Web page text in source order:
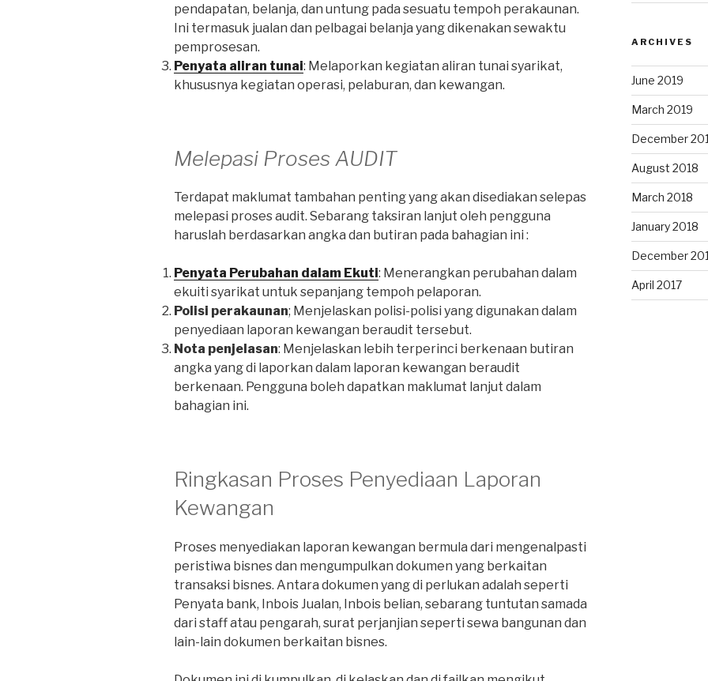
pendapatan, belanja, dan untung pada sesuatu tempoh perakaunan.
Ini termasuk jualan dan pelbagai belanja yang dikenakan sewaktu
pemprosesan.
Penyata aliran tunai: Melaporkan kegiatan aliran tunai syarikat,
khususnya kegiatan operasi, pelaburan, dan kewangan.
Melepasi Proses AUDIT
Terdapat maklumat tambahan penting yang akan disediakan selepas
melepasi proses audit. Sebarang taksiran lanjut oleh pengguna
haruslah berdasarkan angka dan butiran pada bahagian ini :
Penyata Perubahan dalam Ekuti: Menerangkan perubahan dalam
ekuiti syarikat untuk sepanjang tempoh pelaporan.
Polisi perakaunan; Menjelaskan polisi-polisi yang digunakan dalam
penyediaan laporan kewangan beraudit tersebut.
Nota penjelasan: Menjelaskan lebih terperinci berkenaan butiran
angka yang di laporkan dalam laporan kewangan beraudit
berkenaan. Pengguna boleh dapatkan maklumat lanjut dalam
bahagian ini.
Ringkasan Proses Penyediaan Laporan
Kewangan
Proses menyediakan laporan kewangan bermula dari mengenalpasti
peristiwa bisnes dan mengumpulkan dokumen yang berkaitan
transaksi bisnes. Antara dokumen yang di perlukan adalah seperti
Penyata bank, Inbois Jualan, Inbois belian, sebarang tuntutan samada
dari staff atau pengarah, surat perjanjian seperti sewa bangunan dan
lain-lain dokumen berkaitan bisnes.
ARCHIVES
June 2019
March 2019
December
August 2018
March 2018
January 2018
December
April 2017